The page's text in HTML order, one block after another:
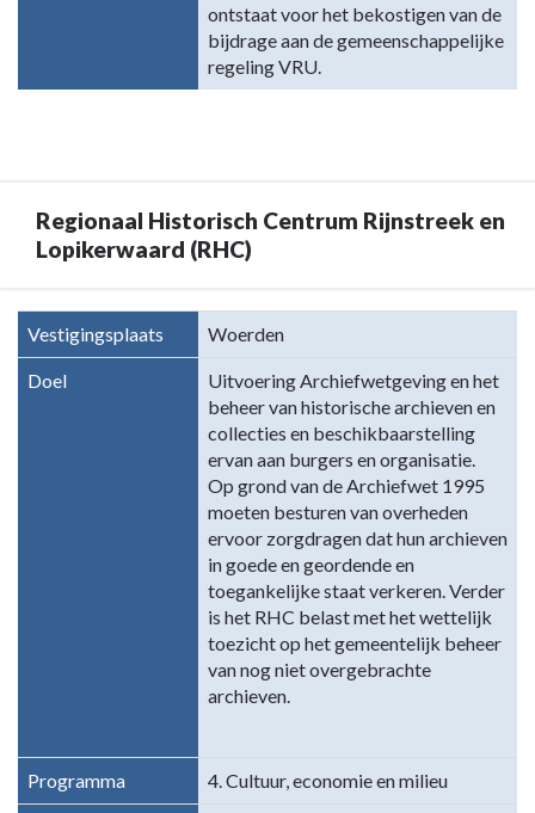
ontstaat voor het bekostigen van de
bijdrage aan de gemeenschappelijke
regeling VRU.
Regionaal Historisch Centrum Rijnstreek en
Lopikerwaard (RHC)
navigatie
Vestigingsplaats Woerden
Doel
Uitvoering Archiefwetgeving en het
beheer van historische archieven en
collecties en beschikbaarstelling
ervan aan burgers en organisatie.
Op grond van de Archiefwet 1995
moeten besturen van overheden
ervoor zorgdragen dat hun archieven
in goede en geordende en
toegankelijke staat verkeren. Verder
is het RHC belast met het wettelijk
toezicht op het gemeentelijk beheer
van nog niet overgebrachte
archieven.
Programma 4. Cultuur, economie en milieu